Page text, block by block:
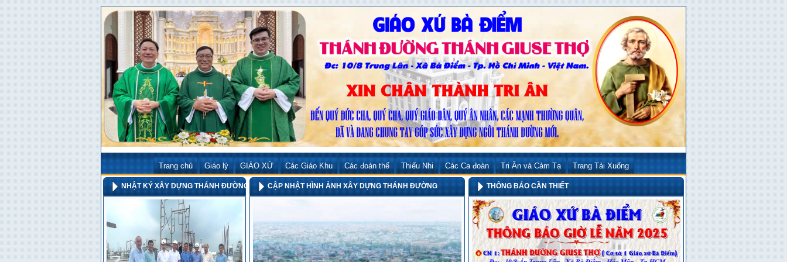
Trang chủ Giáo lý GIÁO XỨ Các Giáo Khu Các đoàn thể Thiếu Nhi Các Ca đoàn Tri Ân và Cảm Tạ Trang Tải Xuống
NHẬT KÝ XÂY DỰNG THÁNH ĐƯỜNG CẬP NHẬT HÌNH ẢNH XÂY DỰNG THÁNH ĐƯỜNG THÔNG BÁO CẦN THIẾT